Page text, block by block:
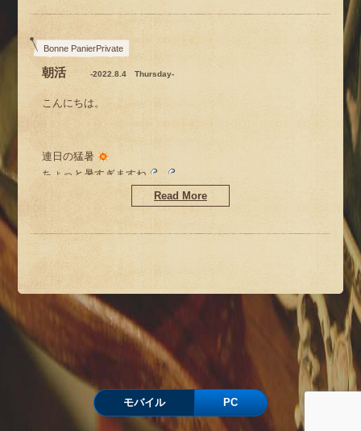
新作も続々入荷中
友人たちと♡ 昼ビール
うちのお店は
明日、８/11（木）祝日もやってますよー！
今週は、11（木）・12（金）・13（土）と
通常通り営業いたします。
暑いけど、お時間ありましたら
ぜひ、遊びに来てくださいね！（●＾o＾●）
お店はお休みいをいただきます。
m(__)m
と、言っても
仕入に動きますけどねー
…って、今日は朝から断水のため
（マンションの排管清掃のため）
早めに起きたダケなんだけどね(^^;
平日の朝、断水って
困るんですけどーーー
朝ごはんの支度とか・身支度とか
いろいろ水を使うので
断水前に済ませました
ふぅ～
Bonne PanierPrivate
朝活 -2022.8.4 Thursday-
こんにちは。
連日の猛暑
ちょっと暑すぎますね
キケンな暑さです
今日はいきなりのゴロゴロ
雷が鳴りビックリしました(*_*)
暑中お見舞い申し上げます。
Read More
モバイル PC